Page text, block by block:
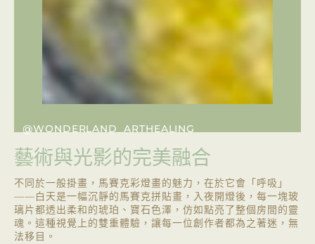
@WONDERLAND_ARTHEALING
藝術與光影的完美融合
不同於一般掛畫，馬賽克彩燈畫的魅力，在於它會「呼吸」
——白天是一幅沉靜的馬賽克拼貼畫，入夜開燈後，每一塊玻
璃片都透出柔和的琥珀、寶石色澤，仿如點亮了整個房間的靈
魂。這種視覺上的雙重體驗，讓每一位創作者都為之著迷，無
法移目。